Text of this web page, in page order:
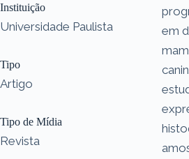
Instituição
Universidade Paulista
Tipo
Artigo
Tipo de Mídia
Revista
​​em